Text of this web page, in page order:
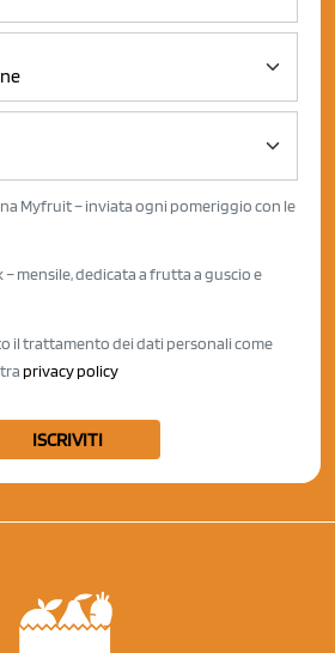
Myfruit – inviata ogni pomeriggio con le
mensile, dedicata a frutta a guscio e
il trattamento dei dati personali come
privacy policy
ISCRIVITI